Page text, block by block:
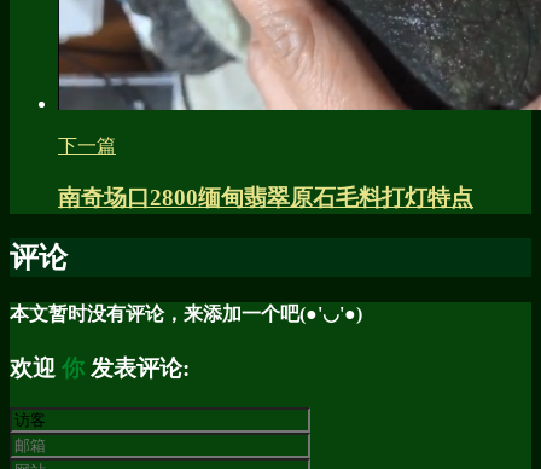
下一篇
南奇场口2800缅甸翡翠原石毛料打灯特点
评论
本文暂时没有评论，来添加一个吧(●'◡'●)
欢迎 你 发表评论: